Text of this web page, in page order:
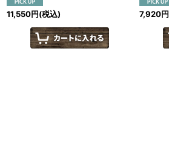
11,550円(税込) 7,920円